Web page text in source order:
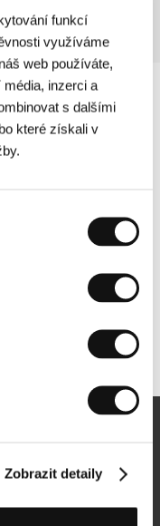
funkcí
využíváme
web používáte,
inzerci a
s dalšími
které získali v
Zobrazit detaily